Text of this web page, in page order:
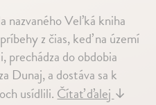
nazvaného Veľká kniha
z čias, keď na území
prechádza do obdobia
Dunaj, a dostáva sa k
usídlili.Čítať ďalej↓